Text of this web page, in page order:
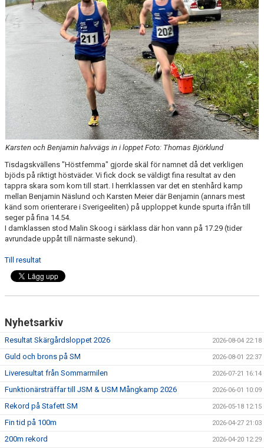
FÖRENINGEN
KLÄDKOLLEKTION
TRÄNARE
LÄNKAR
BLODOMLOPPET
FAQ
ANTIDOPING
Karsten och Benjamin halvvägs in i loppet Foto: Thomas Björklund
Tisdagskvällens "Höstfemma" gjorde skäl för namnet då det verkligen
bjöds på riktigt höstväder. Vi fick dock se väldigt fina resultat av den
tappra skara som kom till start. I herrklassen var det en stenhård kamp
mellan Benjamin Näslund och Karsten Meier där Benjamin (annars mest
känd som orienterare i Sverigeeliten) på upploppet kunde spurta ifrån till
seger på fina 14.54.
I damklassen stod Malin Skoog i särklass där hon vann på 17.29 (tider
avrundade uppåt till närmaste sekund).
Till resultat
Nyhetsarkiv
Resultat Skärgårdsloppet 2026 2026-08-04 22:18
Guld och brons på SM 2026-08-01 22:37
Liveresultat från Sommarmilen 2026-07-21 16:14
Funktionärsträffar till JSM & USM Mångkamp 2026 2026-06-01 10:09
Rekord på Stafett SM 2026-05-18 12:15
Fin tid på 100m 2026-04-27 21:03
200m rekord 2026-04-20 12:29